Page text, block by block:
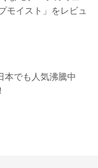
モイスト」をレビュ
本でも人気沸騰中